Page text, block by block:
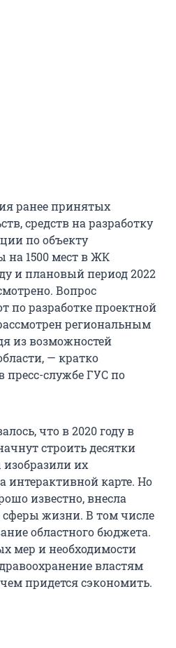
ранее принятых
средств на разработку
по объекту
на 1500 мест в ЖК
и плановый период 2022
Вопрос
по разработке проектной
региональным
из возможностей
— кратко
службе ГУС по
что в 2020 году в
строить десятки
их
интерактивной карте. Но
известно, внесла
сферы жизни. В том числе
областного бюджета.
мер и необходимости
властям
придется сэкономить.